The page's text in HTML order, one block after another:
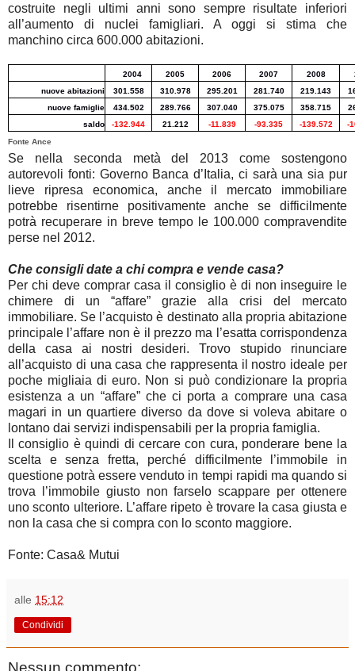
costruite negli ultimi anni sono sempre risultate inferiori
all’aumento di nuclei famigliari. A oggi si stima che
manchino circa 600.000 abitazioni.
2004 2005 2006 2007 2008
nuove abitazioni
301.558 310.978 295.201 281.740 219.143
nuove famiglie
434.502 289.766 307.040 375.075 358.715
saldo
-132.944 21.212 -11.839 -93.335 -139.572
-
Fonte Ance
Se nella seconda metà del 2013 come sostengono
autorevoli fonti: Governo Banca d’Italia, ci sarà una sia pur
lieve ripresa economica, anche il mercato immobiliare
potrebbe risentirne positivamente anche se difficilmente
potrà recuperare in breve tempo le 100.000 compravendite
perse nel 2012.
Che consigli date a chi compra e vende casa?
Per chi deve comprar casa il consiglio è di non inseguire le
chimere di un “affare” grazie alla crisi del mercato
immobiliare. Se l’acquisto è destinato alla propria abitazione
principale l’affare non è il prezzo ma l’esatta corrispondenza
della casa ai nostri desideri. Trovo stupido rinunciare
all’acquisto di una casa che rappresenta il nostro ideale per
poche migliaia di euro. Non si può condizionare la propria
esistenza a un “affare” che ci porta a comprare una casa
magari in un quartiere diverso da dove si voleva abitare o
lontano dai servizi indispensabili per la propria famiglia.
Il consiglio è quindi di cercare con cura, ponderare bene la
scelta e senza fretta, perché difficilmente l’immobile in
questione potrà essere venduto in tempi rapidi ma quando si
trova l’immobile giusto non farselo scappare per ottenere
uno sconto ulteriore. L’affare ripeto è trovare la casa giusta e
non la casa che si compra con lo sconto maggiore.
Fonte: Casa& Mutui
alle 15:12
Condividi
Nessun commento: